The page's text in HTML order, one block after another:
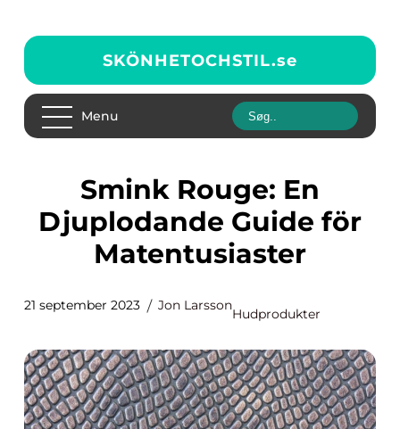
SKÖNHETOCHSTIL.se
Menu
Smink Rouge: En
Djuplodande Guide för
Matentusiaster
21 september 2023 Jon Larsson
Hudprodukter